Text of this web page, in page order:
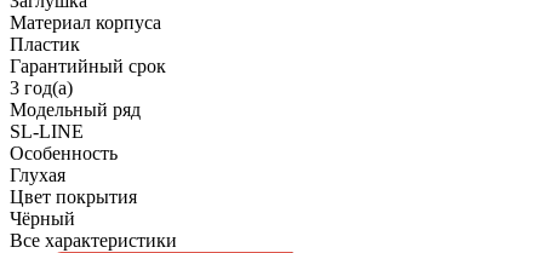
Материал корпуса
Пластик
Гарантийный срок
3 год(а)
Модельный ряд
SL-LINE
Особенность
Глухая
Цвет покрытия
Чёрный
Все характеристики